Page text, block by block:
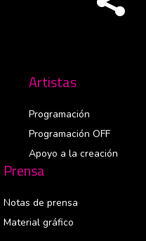
Artistas
Programación
Programación OFF
Apoyo a la creación
Prensa
Notas de prensa
Material gráfico